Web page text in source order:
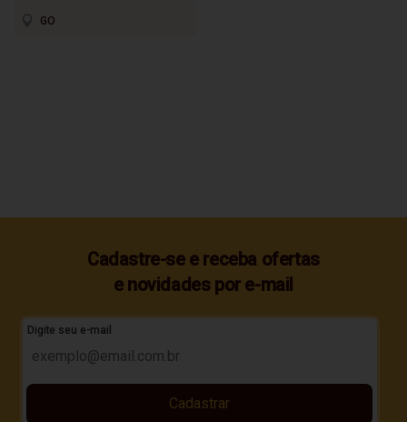
GO
Cadastre-se e receba ofertas
e novidades por e-mail
Digite seu e-mail
Cadastrar